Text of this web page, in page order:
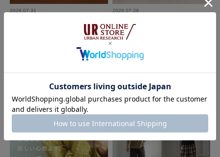
2026.07.31
FORK&SPOON 2026 AUTUMN LO
2026.07.28
First Look Autumn｜DOORS